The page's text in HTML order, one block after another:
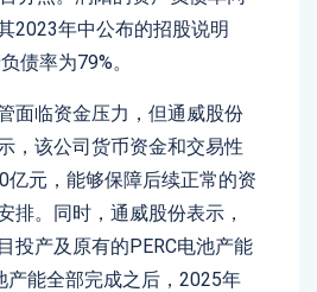
2023年中公布的招股说明
债率为79%。
面临资金压力，但通威股份
，该公司货币资金和交易性
亿元，能够保障后续正常的资
排。同时，通威股份表示，
投产及原有的PERC电池产能
产能全部完成之后，2025年